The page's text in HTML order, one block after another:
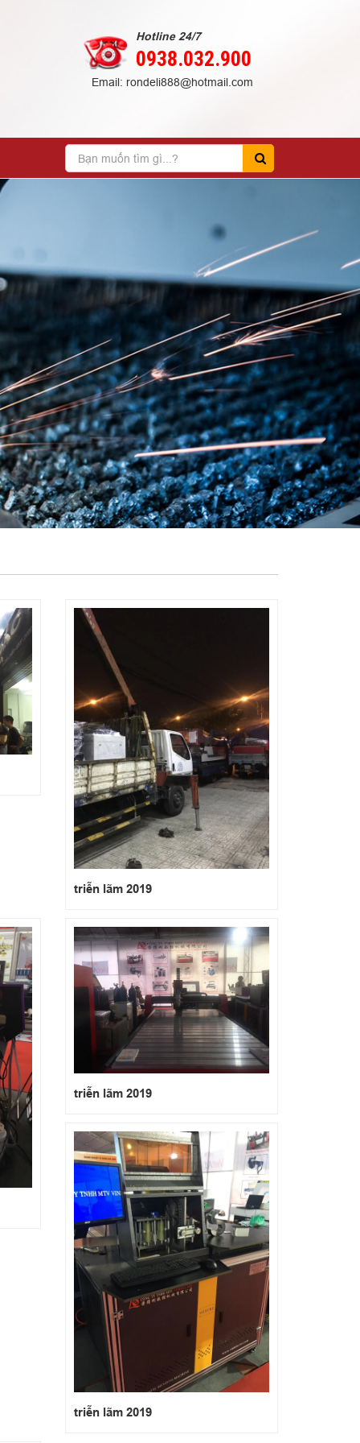
Hotline 24/7
0938.032.900
Email: rondeli888@hotmail.com
triễn lãm 2019
triễn lãm 2019
triễn lãm 2019